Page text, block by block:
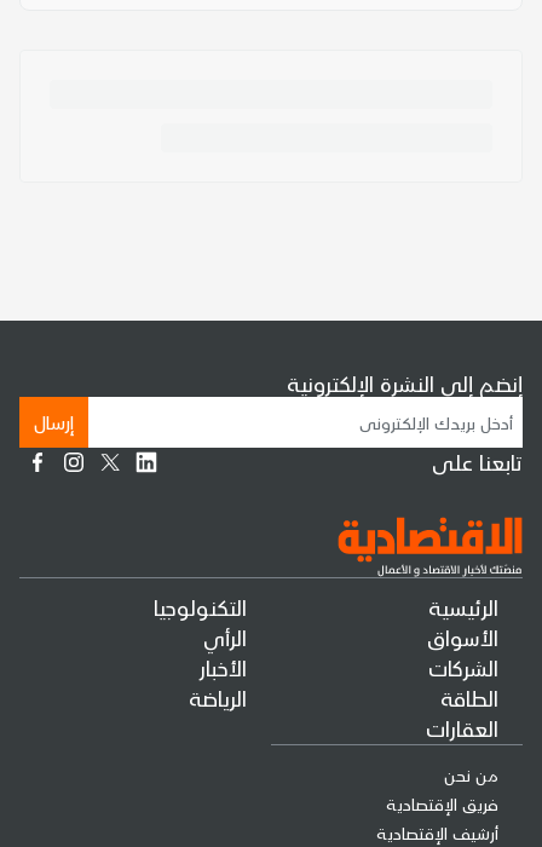
الرئيسية
الأسواق
الشركات
الطاقة
العقارات
التكنولوجيا
الرأي
الأخبار
الرياضة
من نحن
فريق الإقتصادية
أرشيف الإقتصادية
إنضم إلى النشرة الإلكترونية
إرسال
تابعنا على